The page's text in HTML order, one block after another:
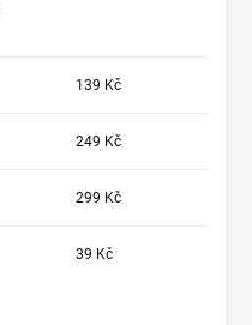
139 Kč
249 Kč
299 Kč
39 Kč